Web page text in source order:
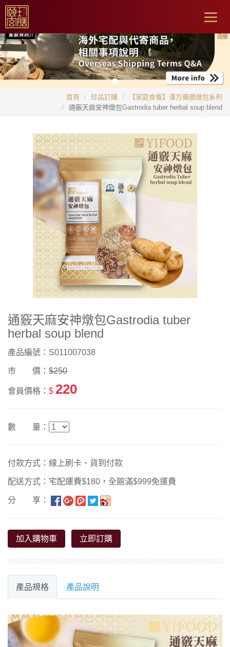
首頁 珍品訂購
【家庭食養】漢方藥膳燉包系列
通竅天麻安神燉包Gastrodia tuber herbal soup blend
通竅天麻安神燉包Gastrodia tuber
herbal soup blend
產品編號：S011007038
市 價： $250
會員價格： $ 220
數 量：
付款方式：線上刷卡、貨到付款
配送方式：宅配運費$180，全館滿$999免運費
分 享：
加入購物車 立即訂購
產品規格 產品說明